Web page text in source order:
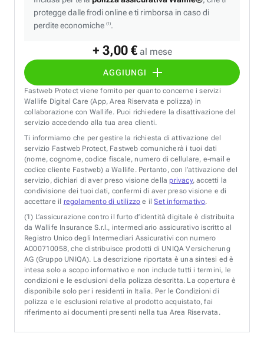
+ 3,00 € al mese
AGGIUNGI
protegge dalle frodi online e ti rimborsa in caso di
perdite economiche (1).
Fastweb Protect viene fornito per quanto concerne i servizi
Wallife Digital Care (App, Area Riservata e polizza) in
collaborazione con Wallife. Puoi richiedere la disattivazione del
servizio accedendo alla tua area clienti.
Ti informiamo che per gestire la richiesta di attivazione del
servizio Fastweb Protect, Fastweb comunicherà i tuoi dati
(nome, cognome, codice fiscale, numero di cellulare, e-mail e
codice cliente Fastweb) a Wallife. Pertanto, con l’attivazione del
servizio, dichiari di aver preso visione della privacy, accetti la
condivisione dei tuoi dati, confermi di aver preso visione e di
accettare il regolamento di utilizzo e ilSet informativo.
(1) L’assicurazione contro il furto d’identità digitale è distribuita
da Wallife Insurance S.r.l., intermediario assicurativo iscritto al
Registro Unico degli Intermediari Assicurativi con numero
A000710058, che distribuisce prodotti di UNIQA Versicherung
AG (Gruppo UNIQA). La descrizione riportata è una sintesi ed è
intesa solo a scopo informativo e non include tutti i termini, le
condizioni e le esclusioni della polizza descritta. La copertura è
disponibile solo per i residenti in Italia. Per le Condizioni di
polizza e le esclusioni relative al prodotto acquistato, fai
riferimento ai documenti presenti nella tua Area Riservata.